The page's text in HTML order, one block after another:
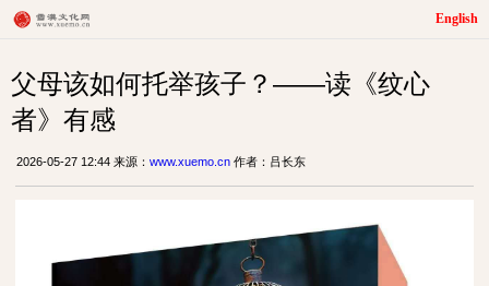
English
父母该如何托举孩子？——读《纹心
者》有感
2026-05-27 12:44 来源： www.xuemo.cn 作者：吕长东